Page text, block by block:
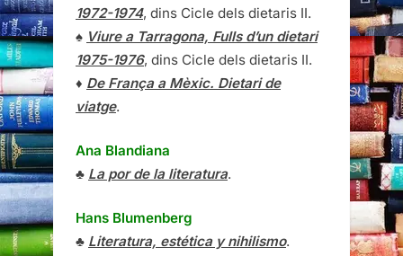
1972-1974, dins Cicle dels dietaris II.
♠ Viure a Tarragona, Fulls d’un dietari
1975-1976, dins Cicle dels dietaris II.
♦ De França a Mèxic. Dietari de
viatge.
Ana Blandiana
♣ La por de la literatura.
Hans Blumenberg
♣ Literatura, estética y nihilismo.